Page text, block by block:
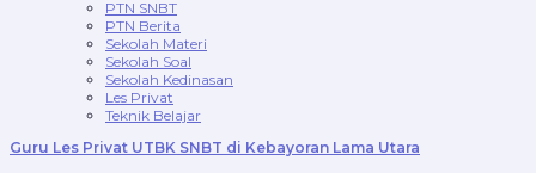
PTN SNBT
PTN Berita
Sekolah Materi
Sekolah Soal
Sekolah Kedinasan
Les Privat
Teknik Belajar
Guru Les Privat UTBK SNBT di Kebayoran Lama Utara